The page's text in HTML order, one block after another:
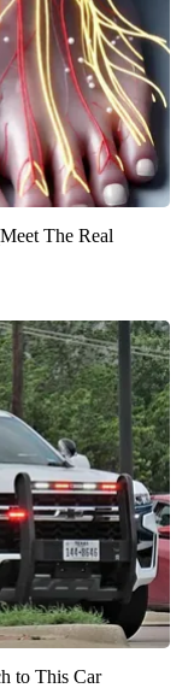
The Real
to This Car